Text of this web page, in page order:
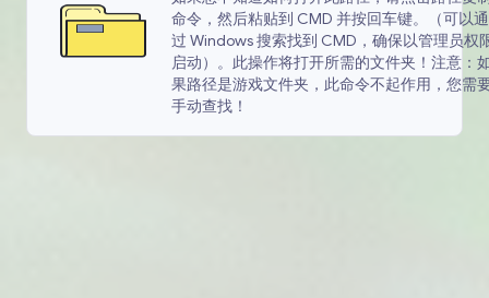
命令，然后粘贴到 CMD 并按回车键。（可以通
过 Windows 搜索找到 CMD，确保以管理员权
启动）。此操作将打开所需的文件夹！注意：
果路径是游戏文件夹，此命令不起作用，您需
手动查找！